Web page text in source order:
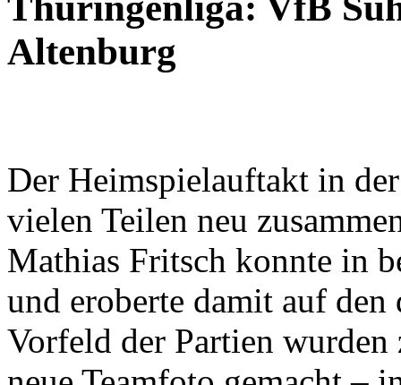
Altenburg
Der Heimspielauftakt in
vielen Teilen neu
Mathias Fritsch konnte in
und eroberte damit auf
Vorfeld der Partien